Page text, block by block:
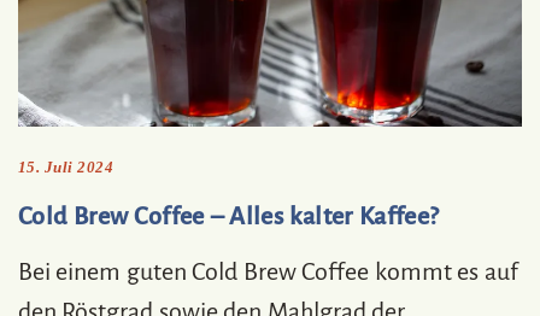
15. Juli 2024
Cold Brew Coffee – Alles kalter Kaffee?
Bei einem guten Cold Brew Coffee kommt es auf